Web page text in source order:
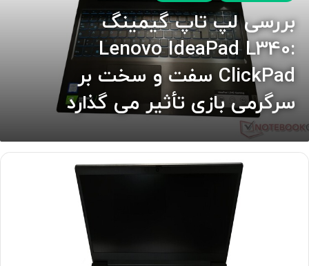
بررسی لپ تاپ گیمینگ
Lenovo IdeaPad L340:
ClickPad سفت و سخت بر
سرگرمی بازی تأثیر می گذارد